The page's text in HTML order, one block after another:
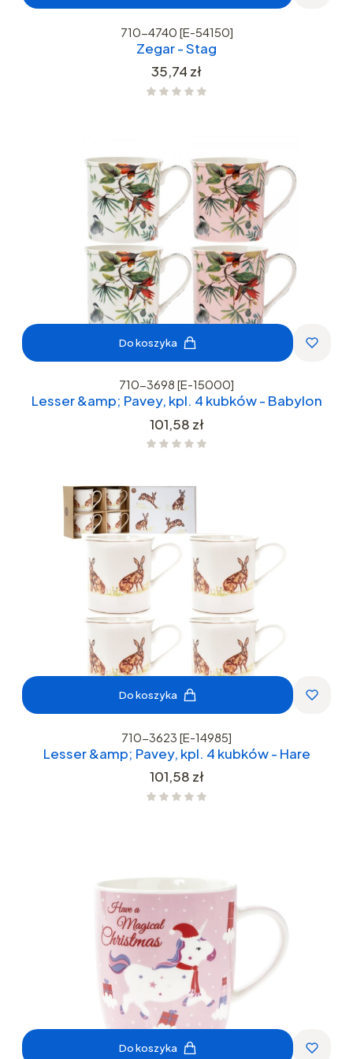
710-4740 [E-54150]
Zegar - Stag
Cena
35,74 zł
Do koszyka
710-3698 [E-15000]
Lesser &amp; Pavey, kpl. 4 kubków - Babylon
Cena
101,58 zł
Do koszyka
710-3623 [E-14985]
Lesser &amp; Pavey, kpl. 4 kubków - Hare
Cena
101,58 zł
Do koszyka